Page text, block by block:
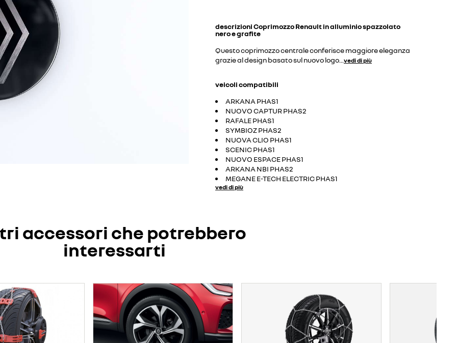
descrizioniCoprimozzo Renault in alluminio spazzolato
nero e grafite
Questo coprimozzo centrale conferisce maggiore eleganza
grazie al design basato sul nuovo logo vedi di più
veicoli compatibili
ARKANA PHAS1
NUOVO CAPTUR PHAS2
RAFALE PHAS1
SYMBIOZ PHAS2
NUOVA CLIO PHAS1
SCENIC PHAS1
NUOVO ESPACE PHAS1
ARKANA NBI PHAS2
MEGANE E-TECH ELECTRIC PHAS1
vedi di più
accessori che potrebbero
interessarti